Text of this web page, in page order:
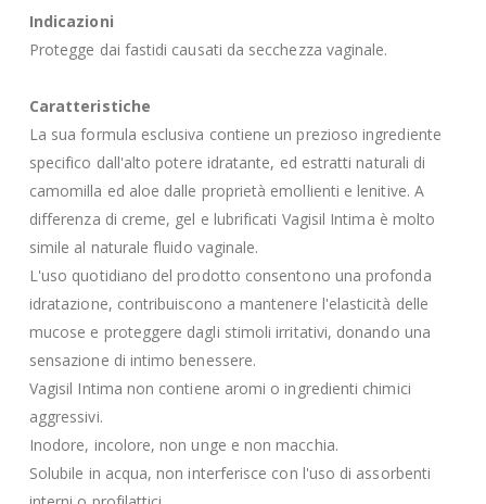
Indicazioni
Protegge dai fastidi causati da secchezza vaginale.
Caratteristiche
La sua formula esclusiva contiene un prezioso ingrediente
specifico dall'alto potere idratante, ed estratti naturali di
camomilla ed aloe dalle proprietà emollienti e lenitive. A
differenza di creme, gel e lubrificati Vagisil Intima è molto
simile al naturale fluido vaginale.
L'uso quotidiano del prodotto consentono una profonda
idratazione, contribuiscono a mantenere l'elasticità delle
mucose e proteggere dagli stimoli irritativi, donando una
sensazione di intimo benessere.
Vagisil Intima non contiene aromi o ingredienti chimici
aggressivi.
Inodore, incolore, non unge e non macchia.
Solubile in acqua, non interferisce con l'uso di assorbenti